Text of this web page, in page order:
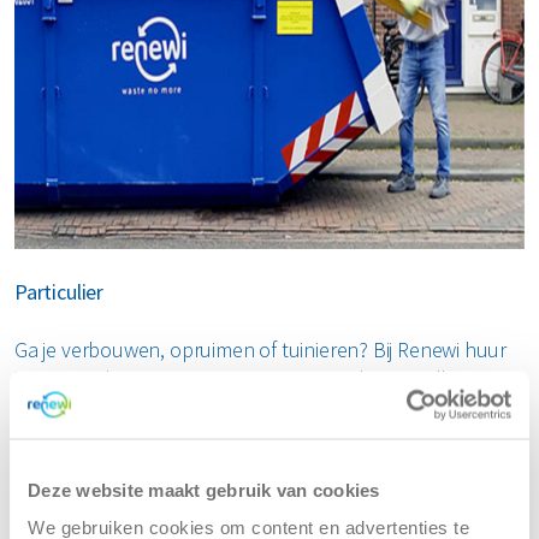
Deze website maakt gebruik van cookies
We gebruiken cookies om content en advertenties te
Particulier
Ga je verbouwen, opruimen of tuinieren? Bij Renewi huur
je eenvoudig een container op maat in de voor elk type
afval zoals bouw- en sloopafval, groenafval, grofvuil en